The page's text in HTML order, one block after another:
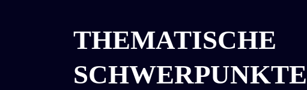
THEMATISCHE
SCHWERPUNKTE